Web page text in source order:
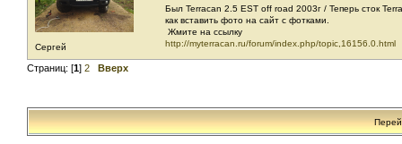
Сергей
Был Terracan 2.5 EST off road 2003г / Теперь сток
как вставить фото на сайт с фотками.
Жмите на ссылку
http://myterracan.ru/forum/index.php/topic,16156.0.html
Страниц: [1] 2 Вверх